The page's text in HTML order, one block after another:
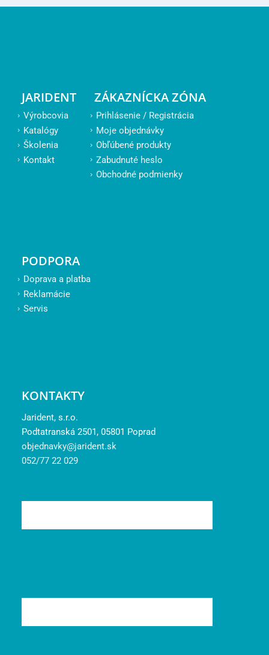
JARIDENT
Výrobcovia
Katalógy
Školenia
Kontakt
ZÁKAZNÍCKA ZÓNA
Prihlásenie / Registrácia
Moje objednávky
Obľúbené produkty
Zabudnuté heslo
Obchodné podmienky
PODPORA
Doprava a platba
Reklamácie
Servis
KONTAKTY
Jarident, s.r.o.
Podtatranská 2501, 05801 Poprad
objednavky@jarident.sk
052/77 22 029